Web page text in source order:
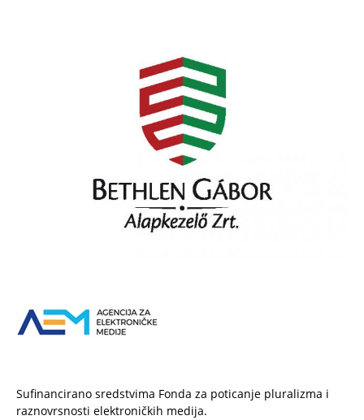
Sufinancirano sredstvima Fonda za poticanje pluralizma i
raznovrsnosti elektroničkih medija.